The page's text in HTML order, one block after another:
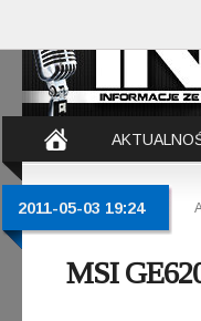
2011-05-03 19:24
MSI